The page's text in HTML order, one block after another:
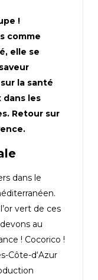
!
comme
elle se
la santé
dans les
Retour sur
dans le
vert de ces
au
! Cocorico !
Côte-d‘Azur